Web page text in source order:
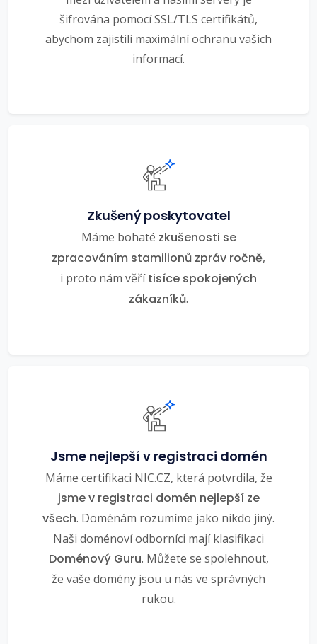
šifrována pomocí SSL/TLS certifikátů,
abychom zajistili maximální ochranu vašich
informací.
Zkušený poskytovatel
Máme bohaté zkušenosti se
zpracováním stamilionů zpráv ročně,
i proto nám věřítisíce spokojených
zákazníků.
Jsme nejlepší v registraci domén
Máme certifikaci NIC.CZ, která potvrdila, že
jsme v registraci domén nejlepší ze
všech. Doménám rozumíme jako nikdo jiný.
Naši doménoví odborníci mají klasifikaci
Doménový Guru. Můžete se spolehnout,
že vaše domény jsou u nás ve správných
rukou.